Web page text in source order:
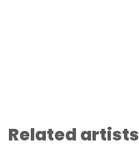
Related artists